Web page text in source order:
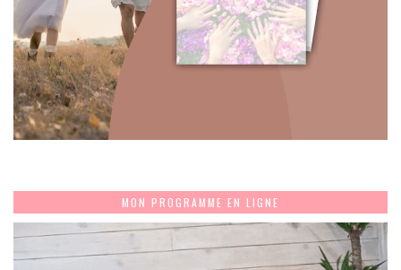
MON PROGRAMME EN LIGNE